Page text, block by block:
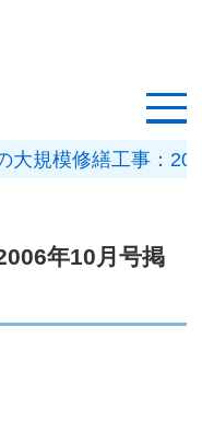
ナビ
無料相談
大規模修繕工事：
年10月号掲